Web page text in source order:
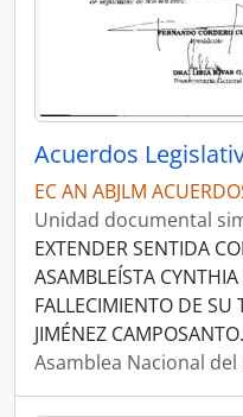
Acuerdos
EC AN ABJLM
Unidad documental
EXTENDER SENTIDA
ASAMBLEÍSTA
FALLECIMIENTO DE SU
JIMÉNEZ CAMPOSANTO.
Asamblea Nacional